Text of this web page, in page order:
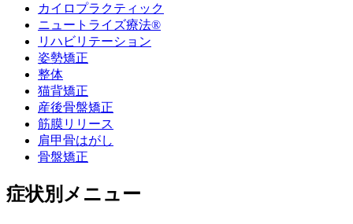
カイロプラクティック
ニュートライズ療法®
リハビリテーション
姿勢矯正
整体
猫背矯正
産後骨盤矯正
筋膜リリース
肩甲骨はがし
骨盤矯正
症状別メニュー